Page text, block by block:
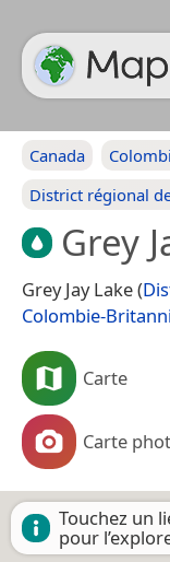
Canada
District régional
Grey
Grey Jay Lake (
Colombie-
Carte
Carte
Touchez un
pour